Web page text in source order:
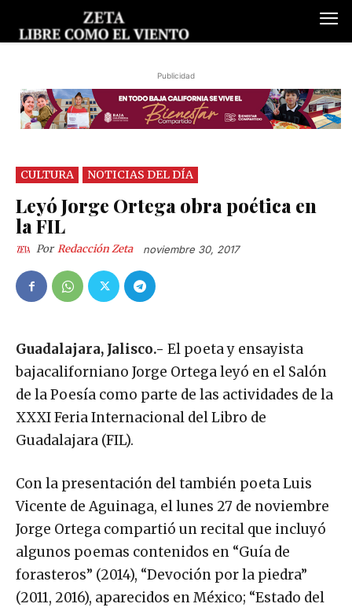
Publicidad
CULTURA NOTICIAS DEL DÍA
Leyó Jorge Ortega obra poética en
la FIL
Por Redacción Zeta noviembre 30, 2017
Guadalajara, Jalisco.- El poeta y ensayista
bajacaliforniano Jorge Ortega leyó en el Salón
de la Poesía como parte de las actividades de la
XXXI Feria Internacional del Libro de
Guadalajara (FIL).
Con la presentación del también poeta Luis
Vicente de Aguinaga, el lunes 27 de noviembre
Jorge Ortega compartió un recital que incluyó
algunos poemas contenidos en “Guía de
forasteros” (2014), “Devoción por la piedra”
(2011, 2016), aparecidos en México; “Estado del